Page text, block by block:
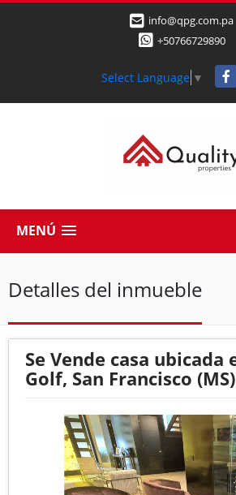
info@qpg.com.pa
+50766729890
Select Language ▼
MENÚ
Detalles del inmueble
Se Vende casa ubicada
Golf, San Francisco (MS)